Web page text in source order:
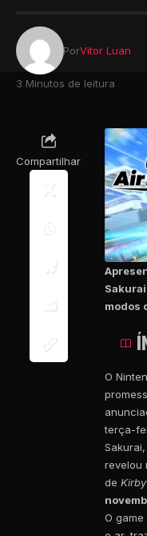
PorVitor Luan
3 Minutos de leitura
Compartilhar
modos
O
terça-
revelou
de
O